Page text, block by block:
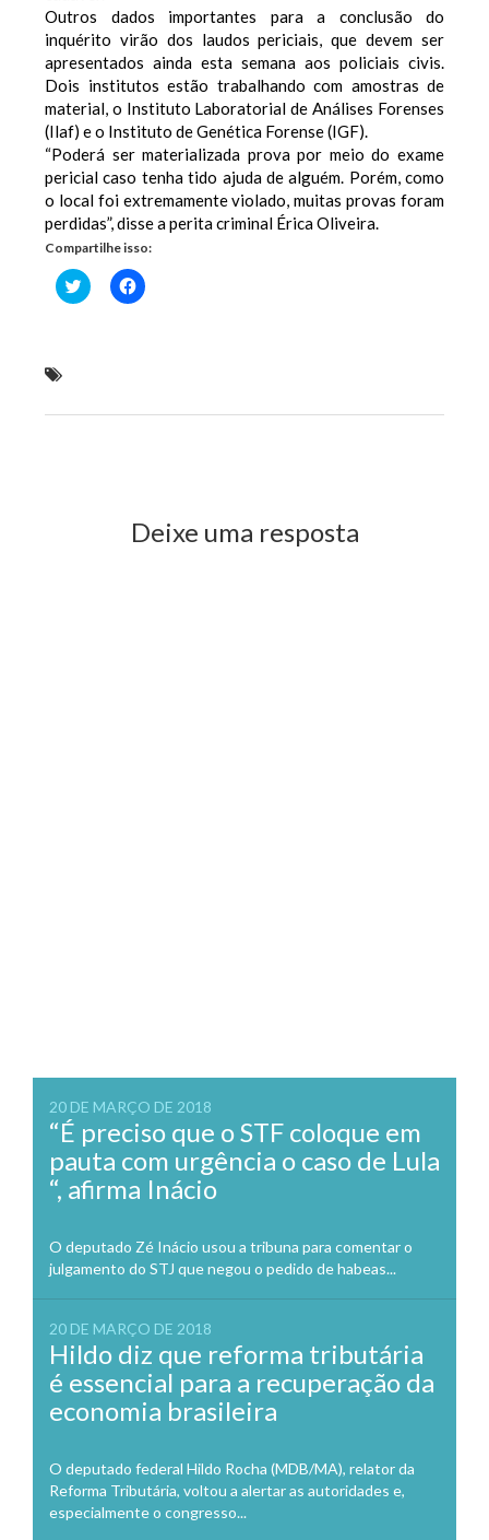
Outros dados importantes para a conclusão do
inquérito virão dos laudos periciais, que devem ser
apresentados ainda esta semana aos policiais civis.
Dois institutos estão trabalhando com amostras de
material, o Instituto Laboratorial de Análises Forenses
(Ilaf) e o Instituto de Genética Forense (IGF).
“Poderá ser materializada prova por meio do exame
pericial caso tenha tido ajuda de alguém. Porém, como
o local foi extremamente violado, muitas provas foram
perdidas”, disse a perita criminal Érica Oliveira.
Compartilhe isso:
Clique
para
Clique
para
Deixe uma resposta
20 DE MARÇO DE 2018
“É preciso que o STF coloque em
pauta com urgência o caso de Lula
“, afirma Inácio
O deputado Zé Inácio usou a tribuna para comentar o
julgamento do STJ que negou o pedido de habeas...
20 DE MARÇO DE 2018
Hildo diz que reforma tributária
é essencial para a recuperação da
economia brasileira
O deputado federal Hildo Rocha (MDB/MA), relator da
Reforma Tributária, voltou a alertar as autoridades e,
especialmente o congresso...